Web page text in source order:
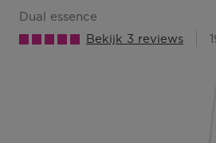
dual essence
Bekijk 3 reviews